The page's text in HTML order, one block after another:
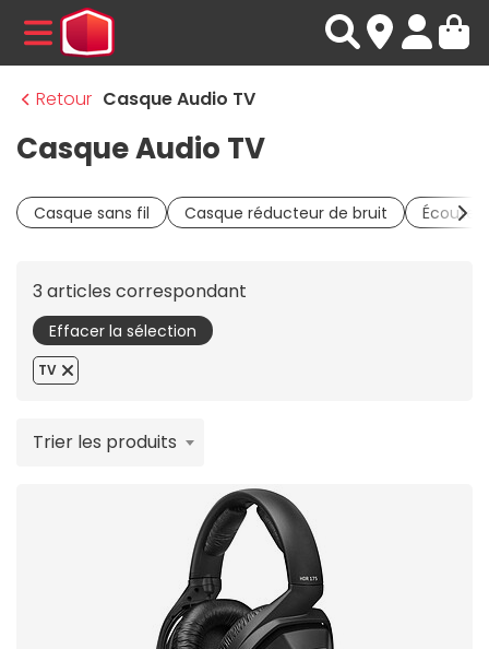
MENU
Retour Casque Audio TV
Casque Audio TV
Casque sans fil Casque réducteur de bruit
3 articles correspondant
Effacer la sélection
TV
Trier les produits